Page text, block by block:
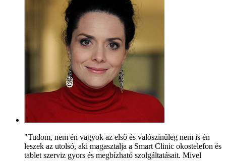
"Tudom, nem én vagyok az első és valószínűleg nem is én
leszek az utolsó, aki magasztalja a Smart Clinic okostelefon és
tablet szerviz gyors és megbízható szolgáltatásait. Mivel